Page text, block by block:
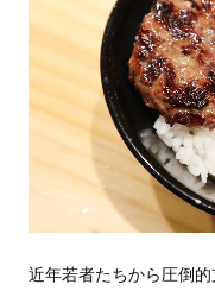
近年若者たちから圧倒